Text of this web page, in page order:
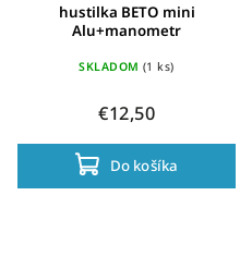
hustilka BETO mini
Alu+manometr
SKLADOM (1 ks)
€12,50
Do košíka